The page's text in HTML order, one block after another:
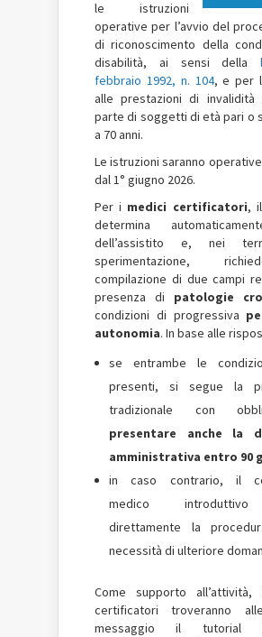
le istruzioni
operative per l’avvio del
di riconoscimento della
disabilità, ai sensi della
febbraio 1992, n. 104, e per
alle prestazioni di invalidità
parte di soggetti di età pari o
a 70 anni.
Le istruzioni saranno
dal 1° giugno 2026.
Per i medici certificatori,
determina
dell’assistito e, nei
sperimentazione,
compilazione di due campi
presenza di patologie
condizioni di progressiva
autonomia. In base alle
se entrambe le
presenti, si segue la
tradizionale con
presentare anche la
amministrativa entro 90
in caso contrario, il
medico
direttamente la
necessità di ulteriore
Come supporto
certificatori troveranno
messaggio il tutorial